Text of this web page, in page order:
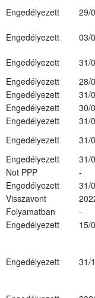
Engedélyezett
29/
Engedélyezett
03/
Engedélyezett
31/
Engedélyezett
28/
Engedélyezett
31/
Engedélyezett
30/
Engedélyezett
31/
Engedélyezett
31/
Engedélyezett
31/
Not PPP
-
Engedélyezett
31/
Visszavont
Folyamatban
-
Engedélyezett
15/
Engedélyezett 31/